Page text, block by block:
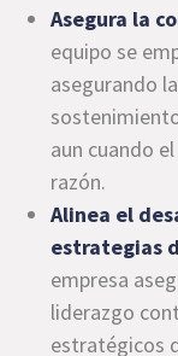
Asegura la
equipo se
asegurando
aun cuando
razón.
Alinea el
estrategias
empresa
liderazgo
estratégicos